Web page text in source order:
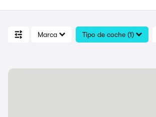
Marca Tipo de coche (1)